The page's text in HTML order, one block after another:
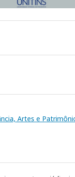
Artes e